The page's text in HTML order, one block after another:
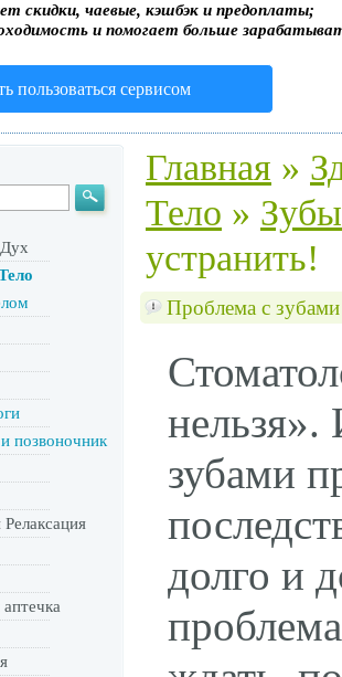
скидки, чаевые, кэшбэк и предоплаты;
и помогает больше
пользоваться сервисом
позвоночник
Главная »
Тело » Зубы
устранить!
Проблема с
зубами
долго и